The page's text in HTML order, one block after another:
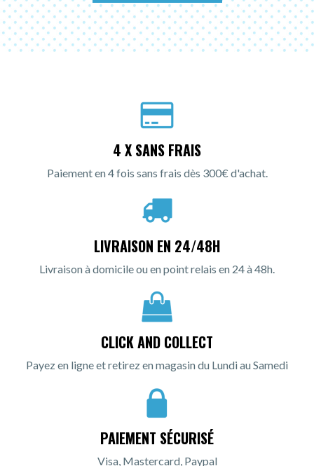
4 X SANS FRAIS
Paiement en 4 fois sans frais dès 300€ d'achat.
LIVRAISON EN 24/48H
Livraison à domicile ou en point relais en 24 à 48h.
CLICK AND COLLECT
Payez en ligne et retirez en magasin du Lundi au Samedi
PAIEMENT SÉCURISÉ
Visa, Mastercard, Paypal